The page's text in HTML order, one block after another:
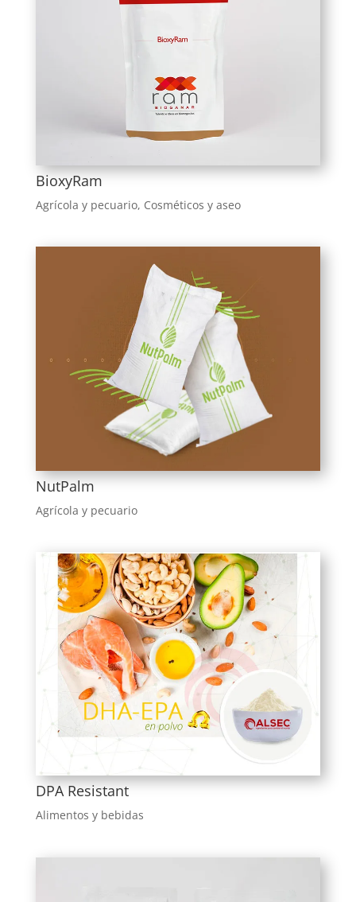
BioxyRam
Agrícola y pecuario, Cosméticos y aseo
NutPalm
Agrícola y pecuario
DPA Resistant
Alimentos y bebidas